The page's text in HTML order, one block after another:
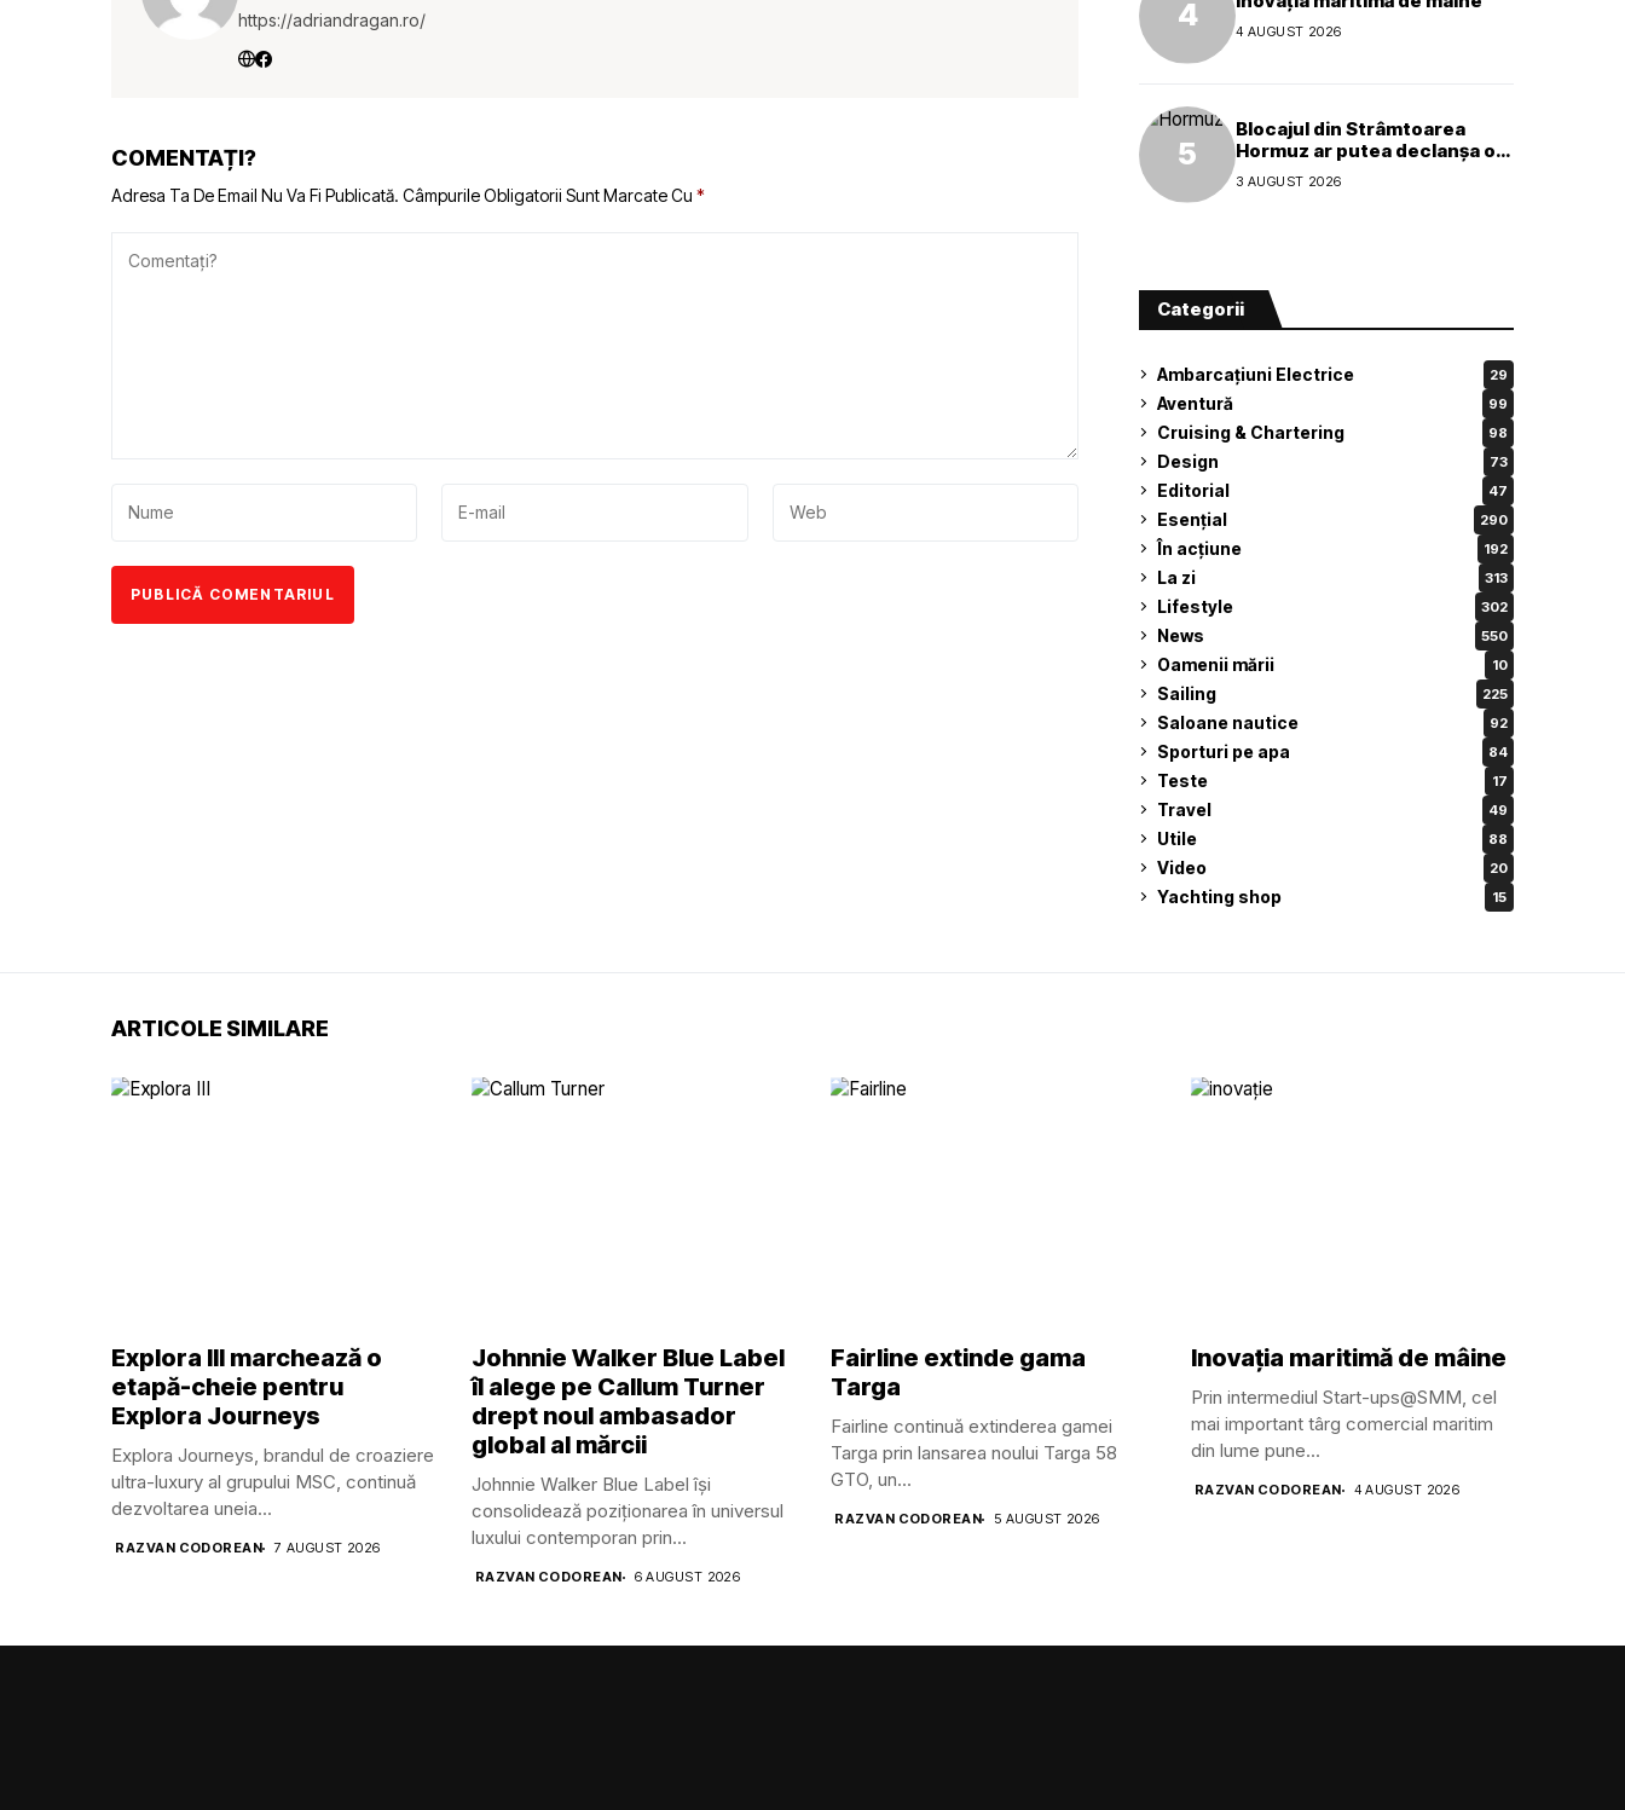
https://adriandragan.ro/
COMENTAȚI?
Adresa Ta De Email Nu Va Fi Publicată. Câmpurile Obligatorii Sunt Marcate Cu *
4 AUGUST 2026
Blocajul din Strâmtoarea
Hormuz ar putea declanșa o
criză ecologică globală
3 AUGUST 2026
Categorii
Ambarcațiuni Electrice 29
Aventură 99
Cruising & Chartering 98
Design 73
Editorial 47
Esențial 290
În acțiune 192
La zi 313
Lifestyle 302
News 550
Oamenii mării 10
Sailing 225
Saloane nautice 92
Sporturi pe apa 84
Teste 17
Travel 49
Utile 88
Video 20
Yachting shop 15
ARTICOLE SIMILARE
Explora III marchează o
etapă-cheie pentru
Explora Journeys
Explora Journeys, brandul de croaziere
ultra-luxury al grupului MSC, continuă
dezvoltarea uneia...
RAZVAN CODOREAN 7 AUGUST 2026
Johnnie Walker Blue Label
îl alege pe Callum Turner
drept noul ambasador
global al mărcii
Johnnie Walker Blue Label își
consolidează poziționarea în universul
luxului contemporan prin...
RAZVAN CODOREAN 6 AUGUST 2026
Fairline extinde gama
Targa
Fairline continuă extinderea gamei
Targa prin lansarea noului Targa 58
GTO, un...
RAZVAN CODOREAN 5 AUGUST 2026
Inovația maritimă de mâine
Prin intermediul Start-ups@SMM, cel
mai important târg comercial maritim
din lume pune...
RAZVAN CODOREAN 4 AUGUST 2026